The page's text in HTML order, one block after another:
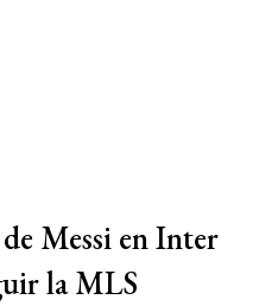
Messi en Inter
la MLS